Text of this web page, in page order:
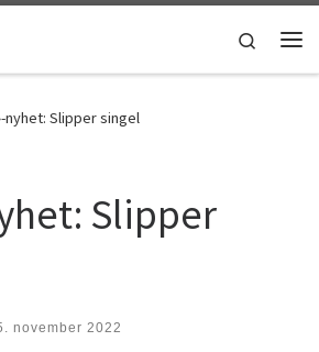
Search
nyhet: Slipper singel
Slipper
november 2022